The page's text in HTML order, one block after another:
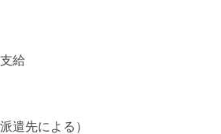
給
遣先による）